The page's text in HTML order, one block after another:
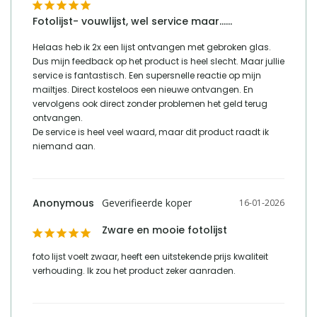
marktdeelnemer in de eu
+31 (0)85 - 130 25 89
Vergelijk met alternatieven
Fotolijst- vouwlijst, wel service maar……
Helaas heb ik 2x een lijst ontvangen met gebroken glas.
Dus mijn feedback op het product is heel slecht. Maar jullie
service is fantastisch. Een supersnelle reactie op mijn
mailtjes. Direct kosteloos een nieuwe ontvangen. En
vervolgens ook direct zonder problemen het geld terug
ontvangen.
De service is heel veel waard, maar dit product raadt ik
niemand aan.
16-01-2026
Anonymous
Zware en mooie fotolijst
foto lijst voelt zwaar, heeft een uitstekende prijs kwaliteit
verhouding. Ik zou het product zeker aanraden.